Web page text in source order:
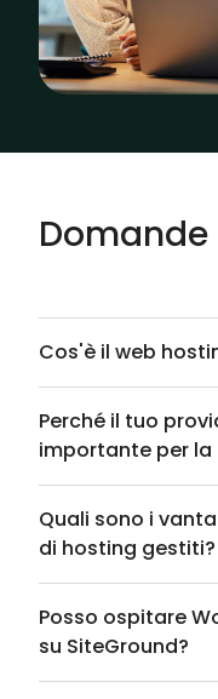
Cos'è il web
Perché il tuo
importante per
Quali sono i
di hosting gestiti?
Posso ospitare
su SiteGround?